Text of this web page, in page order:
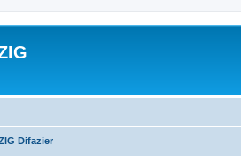
Difazier